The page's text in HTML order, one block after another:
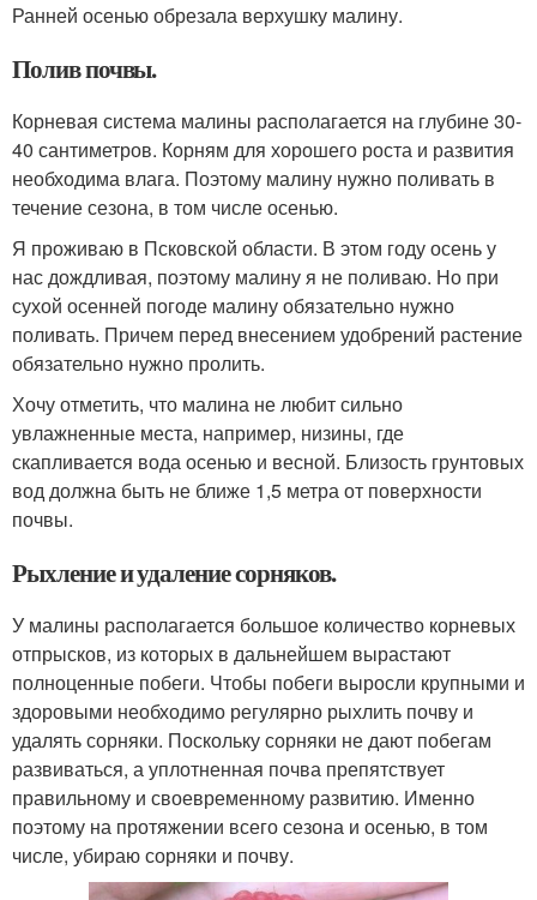
Ранней осенью обрезала верхушку малину.
Полив почвы.
Корневая система малины располагается на глубине 30-
40 сантиметров. Корням для хорошего роста и развития
необходима влага. Поэтому малину нужно поливать в
течение сезона, в том числе осенью.
Я проживаю в Псковской области. В этом году осень у
нас дождливая, поэтому малину я не поливаю. Но при
сухой осенней погоде малину обязательно нужно
поливать. Причем перед внесением удобрений растение
обязательно нужно пролить.
Хочу отметить, что малина не любит сильно
увлажненные места, например, низины, где
скапливается вода осенью и весной. Близость грунтовых
вод должна быть не ближе 1,5 метра от поверхности
почвы.
Рыхление и удаление сорняков.
У малины располагается большое количество корневых
отпрысков, из которых в дальнейшем вырастают
полноценные побеги. Чтобы побеги выросли крупными и
здоровыми необходимо регулярно рыхлить почву и
удалять сорняки. Поскольку сорняки не дают побегам
развиваться, а уплотненная почва препятствует
правильному и своевременному развитию. Именно
поэтому на протяжении всего сезона и осенью, в том
числе, убираю сорняки и почву.